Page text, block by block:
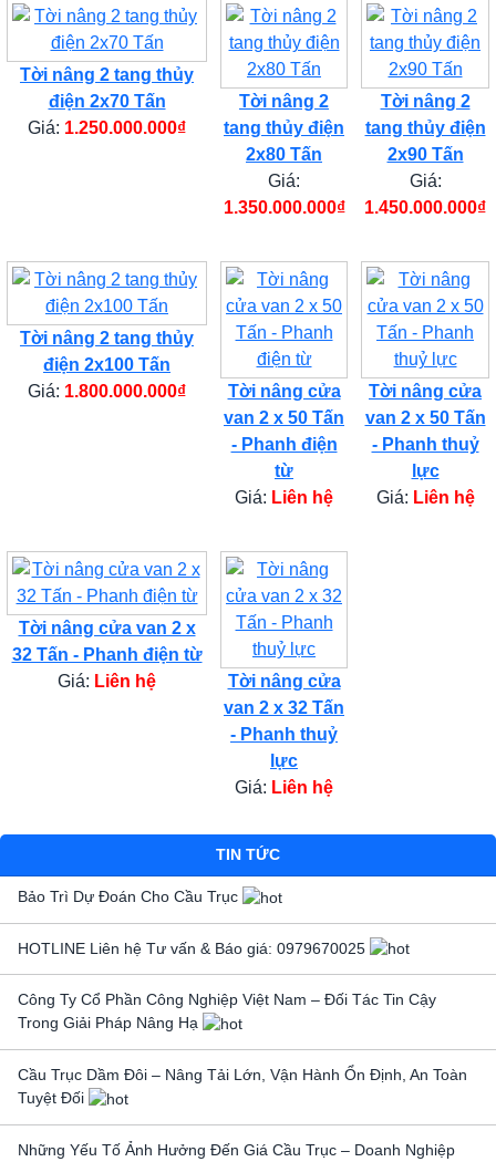
Tời nâng 2 tang thủy
điện 2x70 Tấn
Giá: 1.250.000.000₫
Tời nâng 2
tang thủy điện
2x80 Tấn
Giá:
1.350.000.000₫
Tời nâng 2
tang thủy điện
2x90 Tấn
Giá:
1.450.000.000₫
Tời nâng 2 tang thủy
điện 2x100 Tấn
Giá: 1.800.000.000₫
Tời nâng cửa
van 2 x 50 Tấn
- Phanh điện
từ
Giá: Liên hệ
Tời nâng cửa
van 2 x 50 Tấn
- Phanh thuỷ
lực
Giá: Liên hệ
Tời nâng cửa van 2 x
32 Tấn - Phanh điện từ
Giá: Liên hệ
Tời nâng cửa
van 2 x 32 Tấn
- Phanh thuỷ
lực
Giá: Liên hệ
TIN TỨC
Bảo Trì Dự Đoán Cho Cầu Trục
HOTLINE Liên hệ Tư vấn & Báo giá: 0979670025
Công Ty Cổ Phần Công Nghiệp Việt Nam – Đối Tác Tin Cậy
Trong Giải Pháp Nâng Hạ
Cầu Trục Dầm Đôi – Nâng Tải Lớn, Vận Hành Ổn Định, An Toàn
Tuyệt Đối
Những Yếu Tố Ảnh Hưởng Đến Giá Cầu Trục – Doanh Nghiệp